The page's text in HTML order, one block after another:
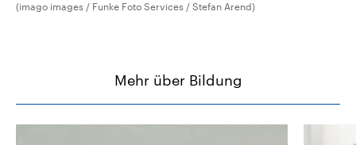
(imago images / Funke Foto Services / Stefan Arend)
Mehr über Bildung